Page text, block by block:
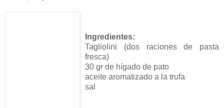
Ingredientes:
Tagliolini (dos raciones de pasta
fresca)
30 gr de hígado de pato
aceite aromatizado a la trufa
sal